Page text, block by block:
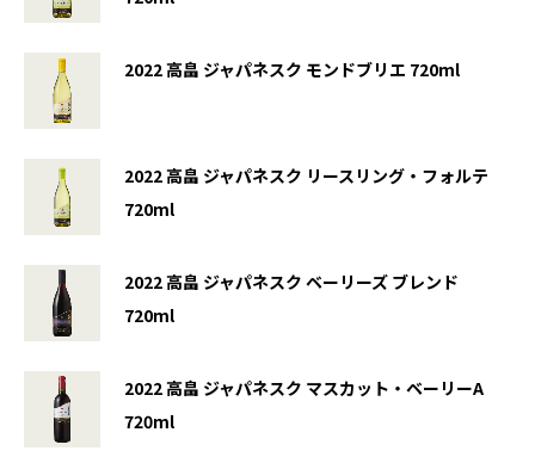
2022高畠 ジャパネスク モンドブリエ 720ml
2022高畠 ジャパネスク リースリング・フォルテ
720ml
2022高畠 ジャパネスク ベーリーズ ブレンド
720ml
2022高畠 ジャパネスク マスカット・ベーリーA
720ml